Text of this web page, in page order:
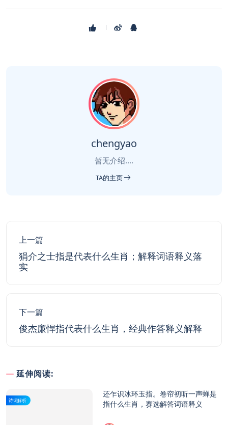
chengyao
暂无介绍....
TA的主页
上一篇
狷介之士指是代表什么生肖；解释词语释义落
实
下一篇
俊杰廉悍指代表什么生肖，经典作答释义解释
延伸阅读:
诗词解析
还乍识冰环玉指。卷帘初听一声蝉是
指什么生肖，赛选解答词语释义